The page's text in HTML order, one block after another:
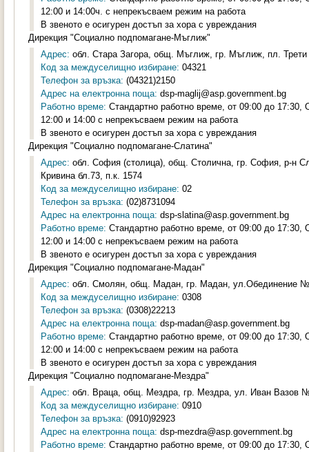
12:00 и 14:00ч. с непрекъсваем режим на работа
В звеното е осигурен достъп за хора с увреждания
Дирекция "Социално подпомагане-Мъглиж"
Адрес: обл. Стара Загора, общ. Мъглиж, гр. Мъглиж, пл.
Код за междуселищно избиране: 04321
Телефон за връзка: (04321)2150
Адрес на електронна поща: dsp-maglij@asp.government.bg
Работно време: Стандартно работно време, от 09:00 до
12:00 и 14:00 с непрекъсваем режим на работа
В звеното е осигурен достъп за хора с увреждания
Дирекция "Социално подпомагане-Слатина"
Адрес: обл. София (столица), общ. Столична, гр. София, р-н
Кривина бл.73, п.к. 1574
Код за междуселищно избиране: 02
Телефон за връзка: (02)8731094
Адрес на електронна поща: dsp-slatina@asp.government.bg
Работно време: Стандартно работно време, от 09:00 до
12:00 и 14:00 с непрекъсваем режим на работа
В звеното е осигурен достъп за хора с увреждания
Дирекция "Социално подпомагане-Мадан"
Адрес: обл. Смолян, общ. Мадан, гр. Мадан, ул.Обединение
Код за междуселищно избиране: 0308
Телефон за връзка: (0308)22213
Адрес на електронна поща: dsp-madan@asp.government.bg
Работно време: Стандартно работно време, от 09:00 до
12:00 и 14:00 с непрекъсваем режим на работа
В звеното е осигурен достъп за хора с увреждания
Дирекция "Социално подпомагане-Мездра"
Адрес: обл. Враца, общ. Мездра, гр. Мездра, ул. Иван Вазов
Код за междуселищно избиране: 0910
Телефон за връзка: (0910)92923
Адрес на електронна поща: dsp-mezdra@asp.government.bg
Работно време: Стандартно работно време, от 09:00 до